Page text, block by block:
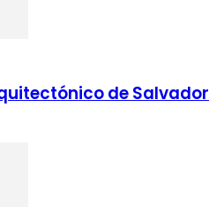
de Salvador